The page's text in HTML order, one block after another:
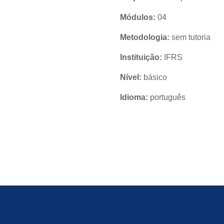
Módulos: 04
Metodologia: sem tutoria
Instituição: IFRS
Nível: básico
Idioma: português